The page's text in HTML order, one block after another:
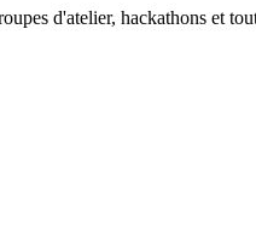
d'atelier, hackathons et